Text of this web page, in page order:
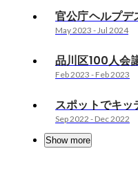
官公庁ヘルプデ
May 2023 -Jul 2024
品川区100人会
Feb 2023 - Feb 2023
スポットでキ
Sep 2022 - Dec 2022
Show more